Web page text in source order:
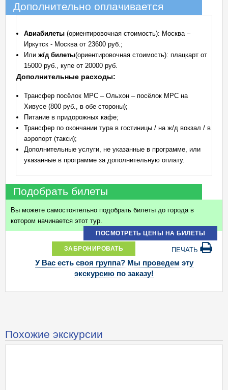
Дополнительно оплачивается
Авиабилеты (ориентировочная стоимость): Москва –
Иркутск - Москва от 23600 руб.;
Или ж/д билеты(ориентировочная стоимость): плацкарт от
15000 руб., купе от 20000 руб.
Дополнительные расходы:
Трансфер посёлок МРС – Ольхон – посёлок МРС на
Хивусе (800 руб., в обе стороны);
Питание в придорожных кафе;
Трансфер по окончании тура в гостиницы / на ж/д вокзал / в
аэропорт (такси);
Дополнительные услуги, не указанные в программе, или
указанные в программе за дополнительную оплату.
Подобрать билеты
Вы можете самостоятельно подобрать билеты до города в
котором начинается этот тур.
ПОСМОТРЕТЬ ЦЕНЫ НА БИЛЕТЫ
ЗАБРОНИРОВАТЬ ПЕЧАТЬ
У Вас есть своя группа? Мы проведем эту
экскурсию по заказу!
Похожие экскурсии